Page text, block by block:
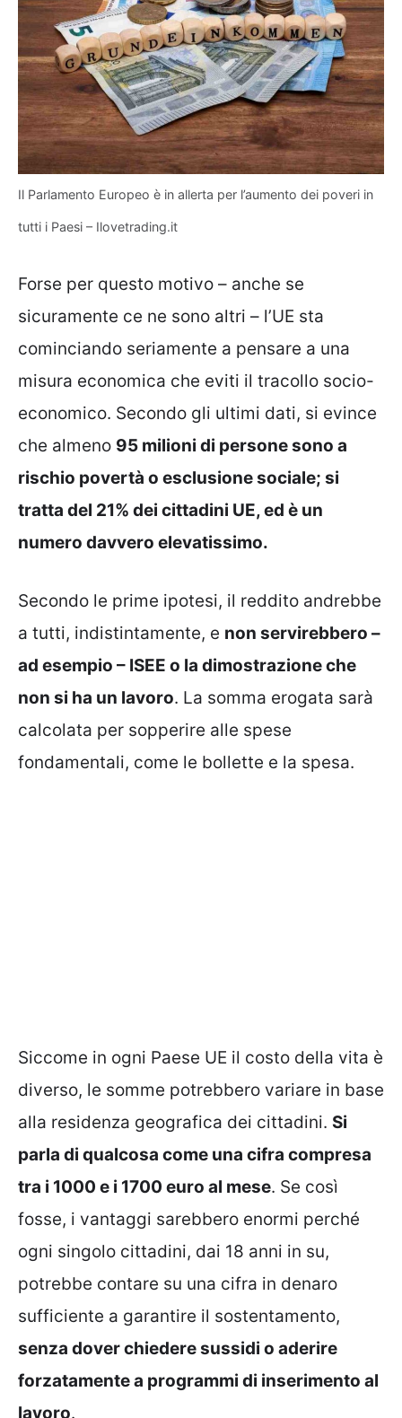
Il Parlamento Europeo è in allerta per l’aumento dei poveri in
tutti i Paesi – Ilovetrading.it
Forse per questo motivo – anche se
sicuramente ce ne sono altri – l’UE sta
cominciando seriamente a pensare a una
misura economica che eviti il tracollo socio-
economico. Secondo gli ultimi dati, si evince
che almeno 95 milioni di persone sono a
rischio povertà o esclusione sociale; si
tratta del 21% dei cittadini UE, ed è un
numero davvero elevatissimo.
Secondo le prime ipotesi, il reddito andrebbe
a tutti, indistintamente, e non servirebbero –
ad esempio – ISEE o la dimostrazione che
non si ha un lavoro. La somma erogata sarà
calcolata per sopperire alle spese
fondamentali, come le bollette e la spesa.
Siccome in ogni Paese UE il costo della vita è
diverso, le somme potrebbero variare in base
alla residenza geografica dei cittadini. Si
parla di qualcosa come una cifra compresa
tra i 1000 e i 1700 euro al mese. Se così
fosse, i vantaggi sarebbero enormi perché
ogni singolo cittadini, dai 18 anni in su,
potrebbe contare su una cifra in denaro
sufficiente a garantire il sostentamento,
senza dover chiedere sussidi o aderire
forzatamentea programmi di inserimento al
lavoro.